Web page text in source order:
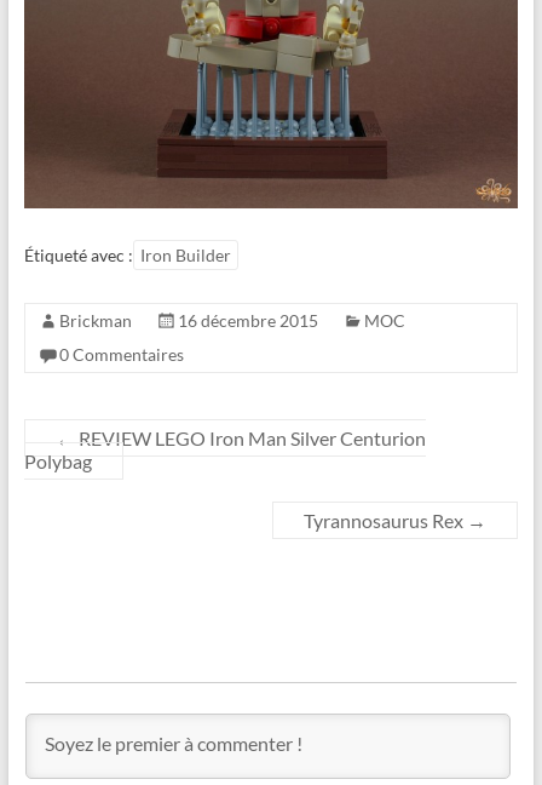
Étiqueté avec : Iron Builder
Brickman 16 décembre 2015
MOC
0 Commentaires
←
REVIEW LEGO Iron Man Silver Centurion
Polybag
Tyrannosaurus Rex →